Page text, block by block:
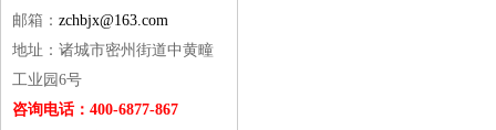
邮箱： zchbjx@163.com
地址：诸城市密州街道中黄疃
工业园6号
咨询电话：400-6877-867